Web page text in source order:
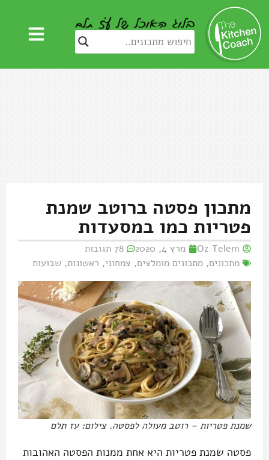
מתכון פסטה ברוטב שמנת
פטריות כמו במסעדות
Oz Telem מרץ 4, 2020
78 תגובות
מתכונים, מתכונים מומלצים, צמחוני, ראשונות, שבועות
שמנת פטריות – רוטב מעולה לפסטה. צילום: עז תלם
פסטה שמנת פטריות היא אחת ממנות הפסטה האהובות